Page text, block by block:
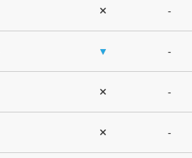
✕ -
▼ -
✕ -
✕ -